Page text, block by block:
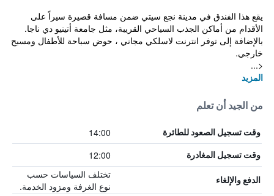
يقع هذا الفندق في مدينة نجع سيتي ضمن مسافة قصيرة سيراً على
الأقدام من أماكن الجذب السياحي القريبة، مثل جامعة أتينيو دي ناجا.
بالإضافة إلى توفر انترنت لاسلكي مجاني ، حوض سباحة للأطفال ومسبح
خارجي.
<...
المزيد
من الجيد أن تعلم
وقت تسجيل الصعود للطائرة 14:00
وقت تسجيل المغادرة 12:00
الدفع والإلغاء
تختلف السياسات حسب
نوع الغرفة ومزود الخدمة.